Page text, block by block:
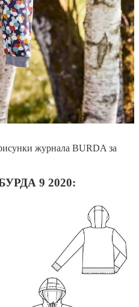
журнала BURDA за
9 2020: